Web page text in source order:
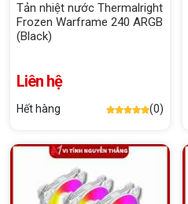
Tản nhiệt nước Thermalright
Frozen Warframe 240 ARGB
(Black)
Liên hệ
Hết hàng (0)